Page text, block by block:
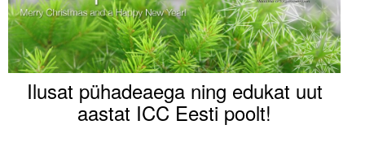
Kalender
ICC Eesti
Tegevused
Ilusat pühadeaega ning edukat uut
aastat ICC Eesti poolt!